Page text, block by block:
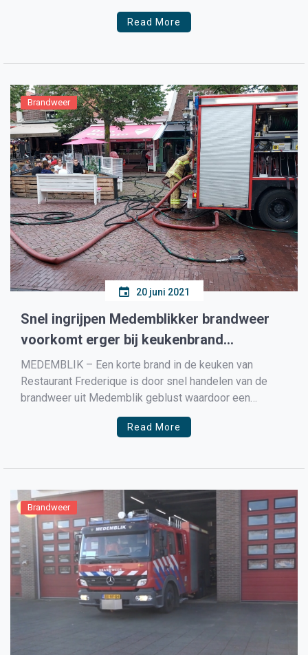
stelt een onderzoek in naar de dader(s). Het valt ook de
brandweer op dat vooral in Onderdijk zoveel brandjes
Read More
Brandweer
20 juni 2021
Snel ingrijpen Medemblikker brandweer
voorkomt erger bij keukenbrand
restaurant Frederique
MEDEMBLIK – Een korte brand in de keuken van
Restaurant Frederique is door snel handelen van de
brandweer uit Medemblik geblust waardoor een
grotere brand kon worden voorkomen. De
Veiligheidsregio kreeg rond 10 voor half zes de
Read More
Brandweer